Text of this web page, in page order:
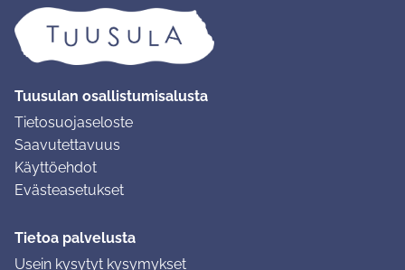
Tuusulan osallistumisalusta
Tietosuojaseloste
Saavutettavuus
Käyttöehdot
Evästeasetukset
Tietoa palvelusta
Usein kysytyt kysymykset